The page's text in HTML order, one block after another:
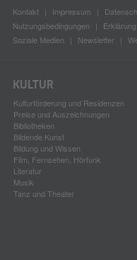
Kontakt Impressum
Nutzungsbedingungen
Soziale Medien
Newsletter
KULTUR
Kulturförderung und Residenzen
Preise und Auszeichnungen
Bibliotheken
Bildende Kunst
Bildung und Wissen
Film, Fernsehen, Hörfunk
Literatur
Musik
Tanz und Theater